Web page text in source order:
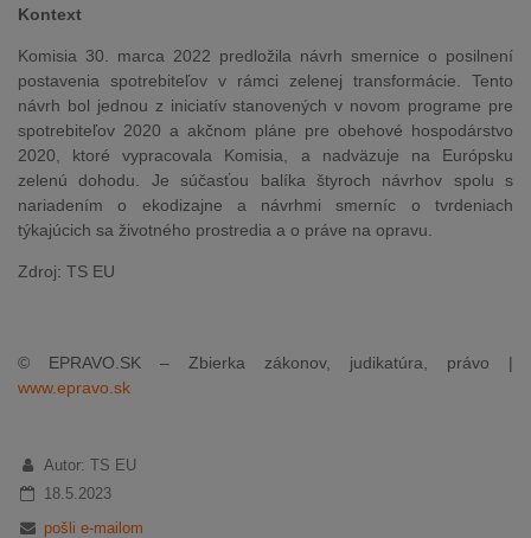
Kontext
Komisia 30. marca 2022 predložila návrh smernice o posilnení
postavenia spotrebiteľov v rámci zelenej transformácie. Tento
návrh bol jednou z iniciatív stanovených v novom programe pre
spotrebiteľov 2020 a akčnom pláne pre obehové hospodárstvo
2020, ktoré vypracovala Komisia, a nadväzuje na Európsku
zelenú dohodu. Je súčasťou balíka štyroch návrhov spolu s
nariadením o ekodizajne a návrhmi smerníc o tvrdeniach
týkajúcich sa životného prostredia a o práve na opravu.
Zdroj: TS EU
© EPRAVO.SK – Zbierka zákonov, judikatúra, právo |
www.epravo.sk
Autor: TS EU
18.5.2023
pošli e-mailom